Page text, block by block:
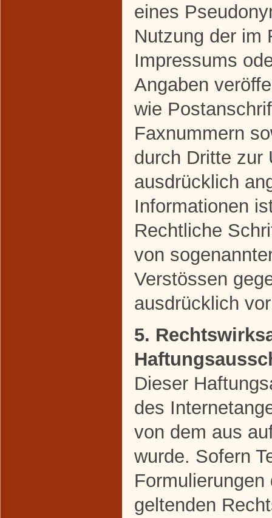
eines
Nutzung der im
Impressums
Angaben
wie
Faxnummern
durch Dritte zur
ausdrücklich
Informationen
Rechtliche
von
Verstössen
ausdrücklich
5.
Dieser
des
von dem aus
wurde. Sofern
geltenden